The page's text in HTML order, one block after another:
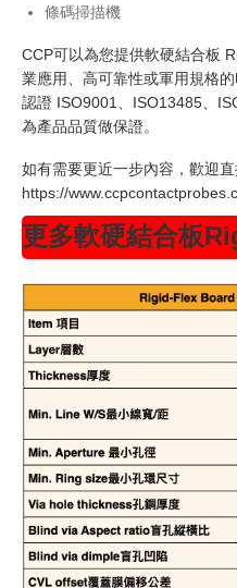
條碼掃描機
CCP可以為您提供軟硬結合板
業應用、高可靠性或軍用規格
認證 ISO9001、ISO13485、
為產品品質做保證。
如有需要更近一步內容，歡迎
https://
更多軟硬結合板